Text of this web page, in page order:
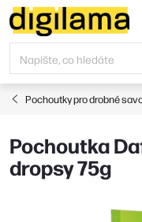
Přejít
na
obsah
Pochoutky pro drobné
Pochoutka
dropsy 75g